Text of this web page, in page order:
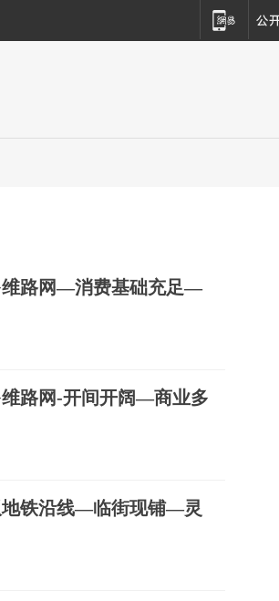
路网—消费基础充足—
路网-开间开阔—商业多
铁沿线—临街现铺—灵